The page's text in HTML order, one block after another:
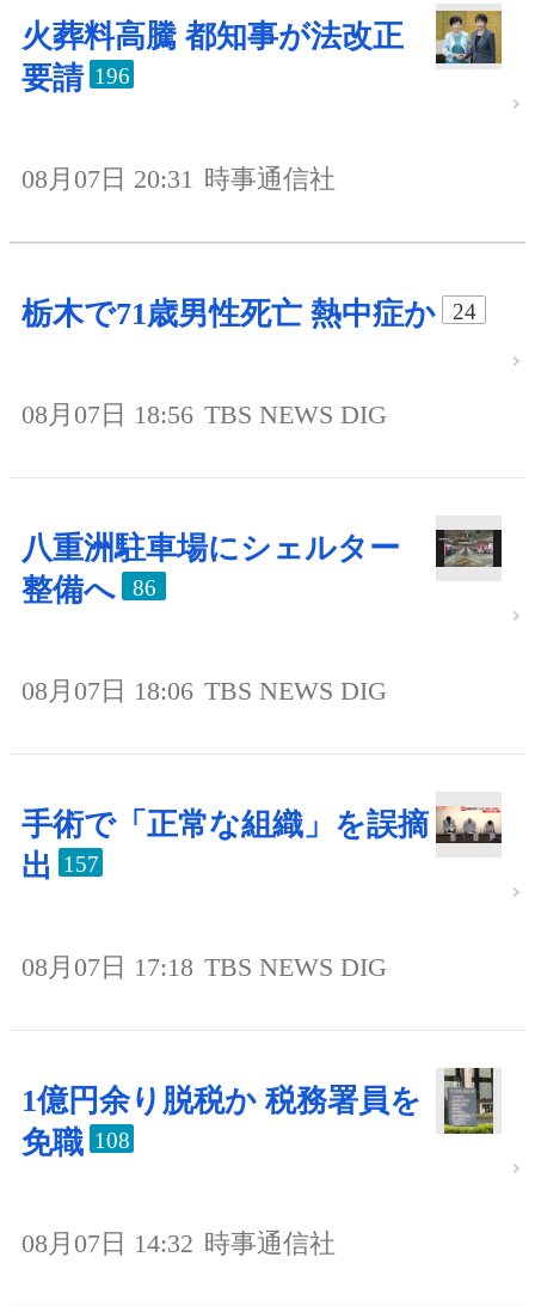
火葬料高騰 都知事が法改正
要請 196
08月07日 20:31 時事通信社
栃木で71歳男性死亡 熱中症か 24
08月07日 18:56 TBS NEWS DIG
八重洲駐車場にシェルター
整備へ
86
08月07日 18:06 TBS NEWS DIG
手術で「正常な組織」を誤摘
出
157
08月07日 17:18 TBS NEWS DIG
1億円余り脱税か 税務署員を
免職 108
08月07日 14:32 時事通信社